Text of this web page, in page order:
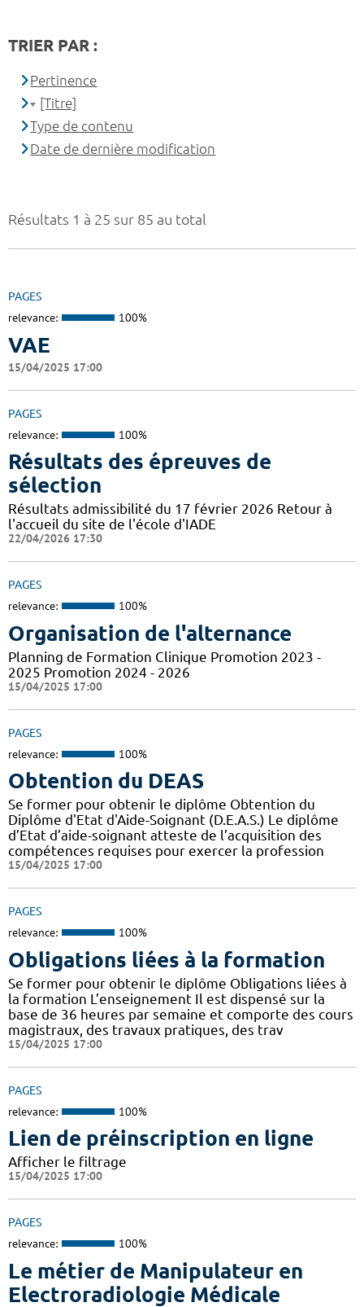
Résultats 1 à 25 sur 85 au total
PAGES
relevance: 100%
VAE
15/04/2025 17:00
PAGES
relevance: 100%
Résultats des épreuves de
sélection
Résultats admissibilité du 17 février 2026 Retour à
l'accueil du site de l'école d'IADE
22/04/2026 17:30
PAGES
relevance: 100%
Organisation de l'alternance
Planning de Formation Clinique Promotion 2023 -
2025 Promotion 2024 - 2026
15/04/2025 17:00
PAGES
relevance: 100%
Obtention du DEAS
Se former pour obtenir le diplôme Obtention du
Diplôme d'Etat d'Aide-Soignant (D.E.A.S.) Le diplôme
d’Etat d’aide-soignant atteste de l’acquisition des
compétences requises pour exercer la profession
15/04/2025 17:00
PAGES
relevance: 100%
Obligations liées à la formation
Se former pour obtenir le diplôme Obligations liées à
la formation L’enseignement Il est dispensé sur la
base de 36 heures par semaine et comporte des cours
magistraux, des travaux pratiques, des trav
15/04/2025 17:00
PAGES
relevance: 100%
Lien de préinscription en ligne
Afficher le filtrage
15/04/2025 17:00
PAGES
relevance: 100%
Le métier de Manipulateur en
Electroradiologie Médicale
TRIER PAR :
Pertinence
[Titre]
Type de contenu
Date de dernière modification